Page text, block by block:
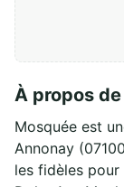
À propos
Mosquée est
Annonay
les fidèles